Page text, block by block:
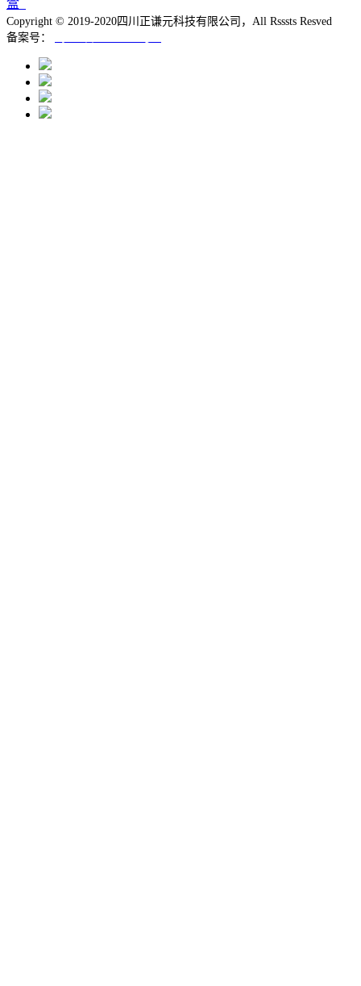
盒
Copyright © 2019-2020四川正谦元科技有限公司，All Rsssts Resved
备案号：